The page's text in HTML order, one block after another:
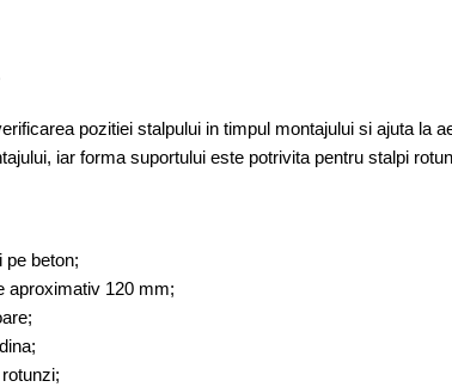
pozitiei stalpului in timpul montajului si ajuta la
iar forma suportului este potrivita pentru stalpi
pe beton;
aproximativ 120 mm;